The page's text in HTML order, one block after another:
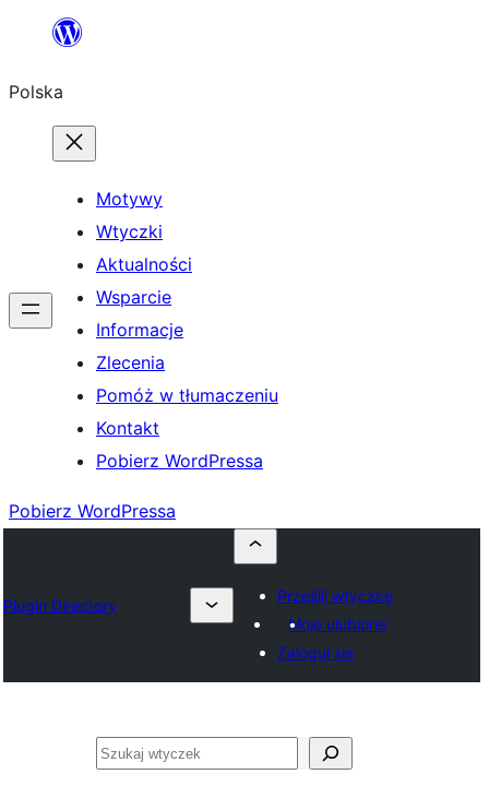
Przejdź
treści
Polska
Motywy
Wtyczki
Aktualności
Wsparcie
Informacje
Zlecenia
Pomóż w tłumaczeniu
Kontakt
Pobierz WordPressa
Pobierz WordPressa
Plugin Directory
Prześlij wtyczkę
Moje ulubione
Zaloguj się
Szukaj